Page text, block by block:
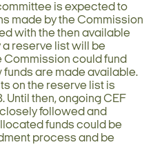
is expected to
made by the Commission
with the then available
reserve list will be
Commission could fund
are made available.
on the reserve list is
Until then, ongoing CEF
followed and
funds could be
process and be